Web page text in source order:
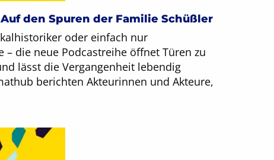
den Spuren der Familie Schüßler
oder einfach nur
– die neue Podcastreihe öffnet Türen zu
lässt die Vergangenheit lebendig
berichten Akteurinnen und Akteure,